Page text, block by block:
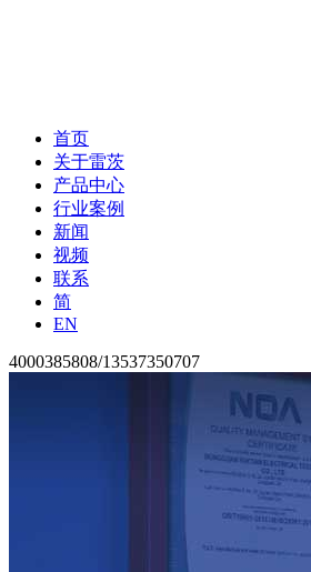
首页
关于雷茨
产品中心
行业案例
新闻
视频
联系
简
EN
4000385808/13537350707